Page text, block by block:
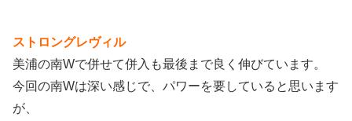
ストロングレヴィル
美浦の南Wで併せて併入も最後まで良く伸びています。
今回の南Wは深い感じで、パワーを要していると思います
が、